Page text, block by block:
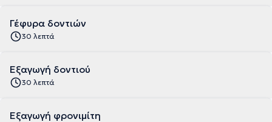
Γέφυρα δοντιών
30 λεπτά
Εξαγωγή δοντιού
30 λεπτά
Εξαγωγή φρονιμίτη